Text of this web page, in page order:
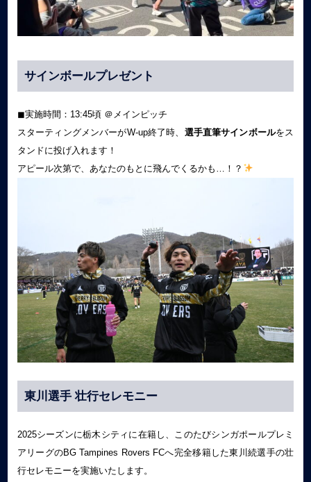
サインボールプレゼント
◼︎実施時間：13:45頃 ＠メインピッチ
スターティングメンバーがW-up終了時、 選手直筆サインボールをス
タンドに投げ入れます！
アピール次第で、あなたのもとに飛んでくるかも…！？
東川選手 壮行セレモニー
2025シーズンに栃木シティに在籍し、このたびシンガポールプレミ
アリーグのBG Tampines Rovers FCへ完全移籍した東川続選手の壮
行セレモニーを実施いたします。